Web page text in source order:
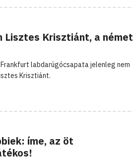
Lisztes Krisztiánt, a német
labdarúgócsapata jelenleg nem
Krisztiánt.
íme, az öt